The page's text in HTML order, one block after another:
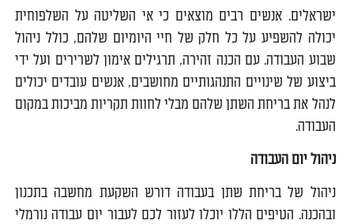
ישראלים. אנשים רבים מוצאים כי אי השליטה על השלפוחית
יכולה להשפיע על כל חלק של חיי היומיום שלהם, כולל ניהול
שבוע העבודה. עם הכנה זהירה, תרגילים אימון לשרירים ועל ידי
ביצוע של שינויים התנהגותיים מחושבים, אנשים עובדים יכולים
לנהל את בריחת השתן שלהם מבלי לחוות תקריות מביכות במקום
העבודה.
ניהול יום העבודה
ניהול של בריחת שתן בעבודה דורש השקעת מחשבה בתכנון
ובהכנה. הטיפים הללו יוכלו לעזור לכם לעבור יום עבודה נורמלי